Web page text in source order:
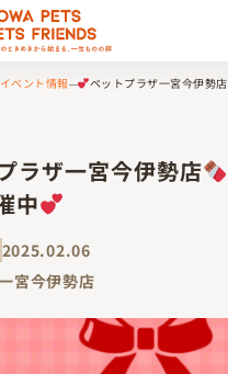
イベント情報 ペットプラザ一宮今伊勢店
ラザ一宮今伊勢店
中
2025.02.06
宮今伊勢店